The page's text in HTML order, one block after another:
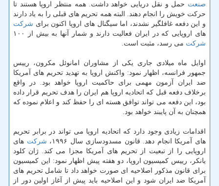
صنعت حمل و نقل دریایی خواهد داشت. همه منتظر اروپا هستند تا
حركت خویش را انجام دهند. البته همه تحریم های قبلی را به یاد دارند
و این دفعه غافلگیر نشدند، اما سیگنال های اروپا اكنون برای شركت
های اروپایی كه در ایران فعالیت دارند و شمار آنها به بیش از ۱۰۰
شركت می رسد، مثبت است.
اوایل ماه میلادی جاری یكی از مشاوران امانوئل مكرون، رییس
جمهور فرانسه، اظهار نمود: واكنش اروپا به تهدید تحریم های آمریكا
ضد ایران آزمون مهمی برای حاكمیت اروپا خواهد بود. در واقع
برخلاف دفعه قبل كه اتحادیه اروپا هم ایران را هدف تحریم قرار داده
بود، این دفعه می تواند توافق هسته ای را حفظ كند و اعلام نموده كه
همچنان به آن پایبند خواهد بود.
اقدامات زیادی وجود دارد كه اتحادیه اروپا می تواند در برابر تحریم
های آمریكا انجام دهد. قانون مسدودسازی سال ۱۹۹۶،
شركت های
اروپایی را از تبعیت از تحریم های آمریكا مجزا می كند. ژان كلود
یانكر، رییس كمیسیون اروپا، دو هفته پیش اظهار نمود: این كمیسیون
برای قانون مذكور اصلاحیه ای صورت خواهد داد تا شامل تحریم های
آمریكا ضد ایران شود و این اصلاحیه باید پیش از آغاز اولین دور از